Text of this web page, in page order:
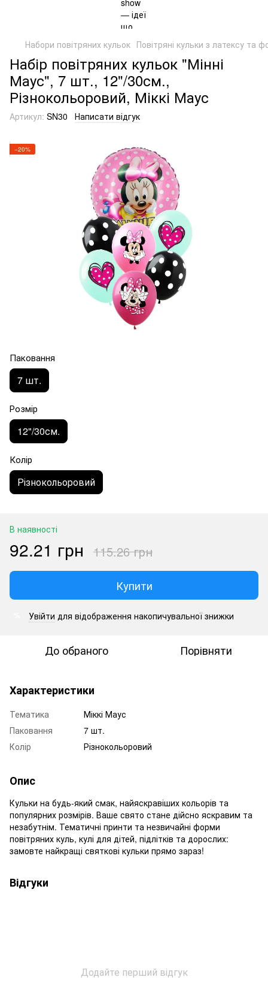
Набори повітряних кульок Повітряні кульки з латексу та
Набір повітряних кульок "Мінні
Маус", 7 шт., 12"/30см.,
Різнокольоровий, Міккі Маус
Артикул: SN30 Написати відгук
−20%
Паковання
7 шт.
Розмір
12"/30см.
Колір
Різнокольоровий
В наявності
92.21 грн 115.26 грн
Купити
Увійти для відображення накопичувальної знижки
До обраного Порівняти
Характеристики
Тематика
Міккі Маус
Паковання
7 шт.
Колір
Різнокольоровий
Опис
Кульки на будь-який смак, найяскравіших кольорів та
популярних розмірів. Ваше свято стане дійсно яскравим та
незабутнім. Тематичні принти та незвичайні форми
повітряних куль, кулі для дітей, підлітків та дорослих:
замовте найкращі святкові кульки прямо зараз!
Відгуки
Додайте перший відгук